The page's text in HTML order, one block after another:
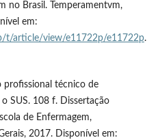
no Brasil. Temperamentvm,
em:
t/article/view/e11722p/e11722p.
profissional técnico de
SUS. 108 f. Dissertação
de Enfermagem,
2017. Disponível em: